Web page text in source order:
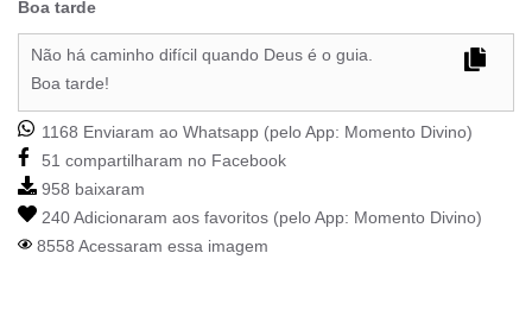
Boa tarde
Não há caminho difícil quando Deus é o guia.
Boa tarde!
1168 Enviaram ao Whatsapp (pelo App: Momento Divino)
51 compartilharam no Facebook
958 baixaram
240 Adicionaram aos favoritos (pelo App: Momento Divino)
8558 Acessaram essa imagem